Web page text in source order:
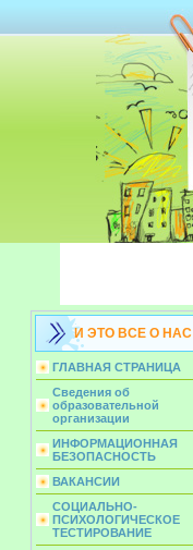
И ЭТО ВСЕ О НАС
ГЛАВНАЯ СТРАНИЦА
Сведения об
образовательной
организации
ИНФОРМАЦИОННАЯ
БЕЗОПАСНОСТЬ
ВАКАНСИИ
СОЦИАЛЬНО-
ПСИХОЛОГИЧЕСКОЕ
ТЕСТИРОВАНИЕ